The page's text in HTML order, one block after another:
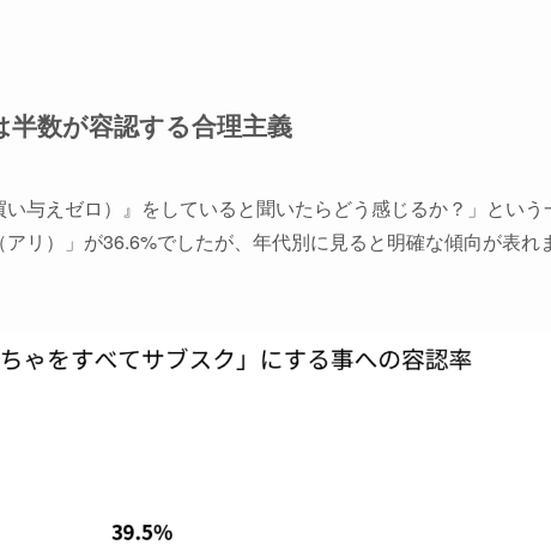
数が容認する合理主義
与えゼロ）』をしていると聞いたらどう感じるか？」という
リ）」が36.6%でしたが、年代別に見ると明確な傾向が表れ